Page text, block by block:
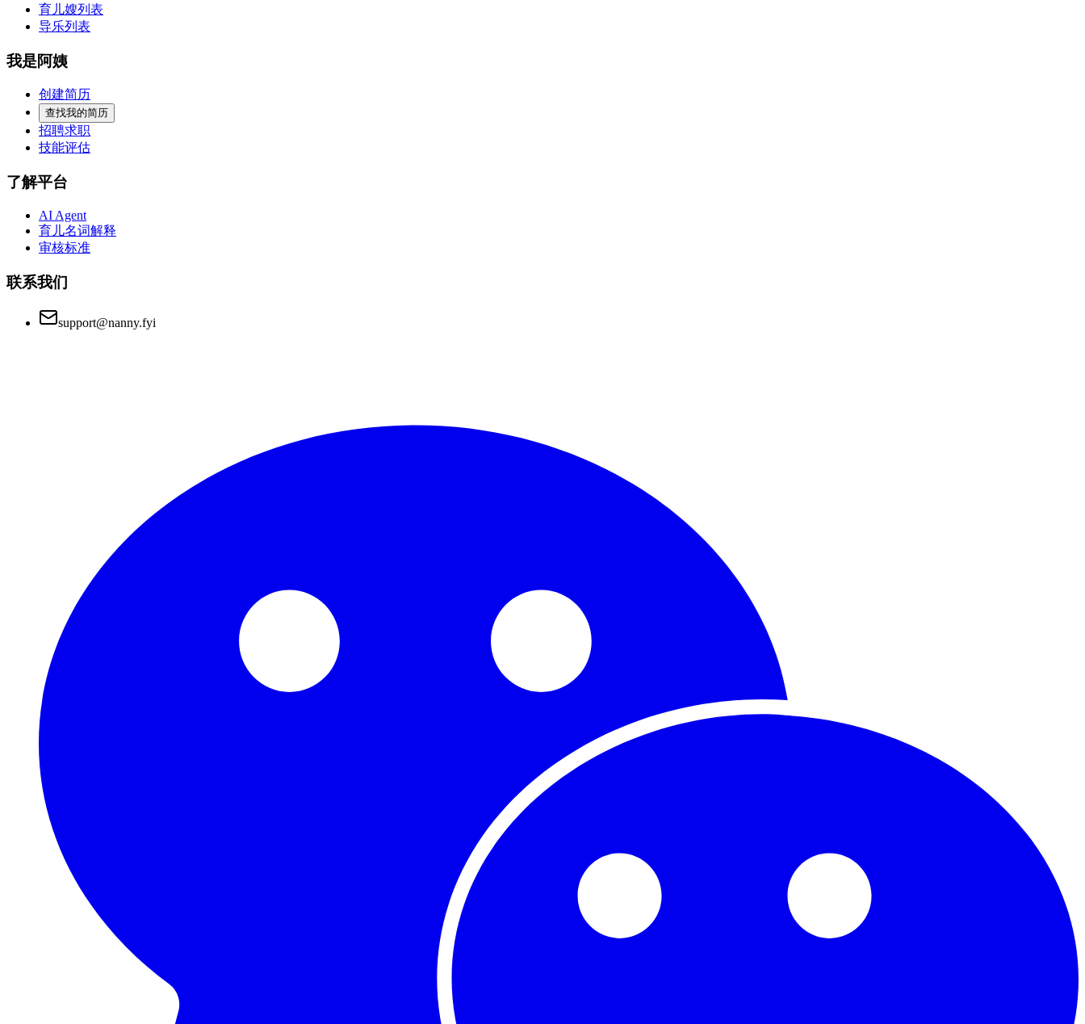
育儿嫂列表
导乐列表
我是阿姨
创建简历
查找我的简历
招聘求职
技能评估
了解平台
AI Agent
育儿名词解释
审核标准
联系我们
support@nanny.fyi